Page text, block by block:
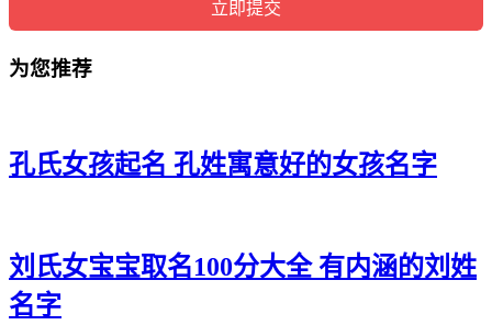
傅梓兰、傅冰静、傅潼娜、傅水沛、傅裳清、傅瑾芷、傅芙
秋薇、傅恬菲、傅佳芷、傅妮蕾、傅旋佳、傅如滢。
为您推荐
孔氏女孩起名 孔姓寓意好的女孩名字
刘氏女宝宝取名100分大全 有内涵的刘姓
名字